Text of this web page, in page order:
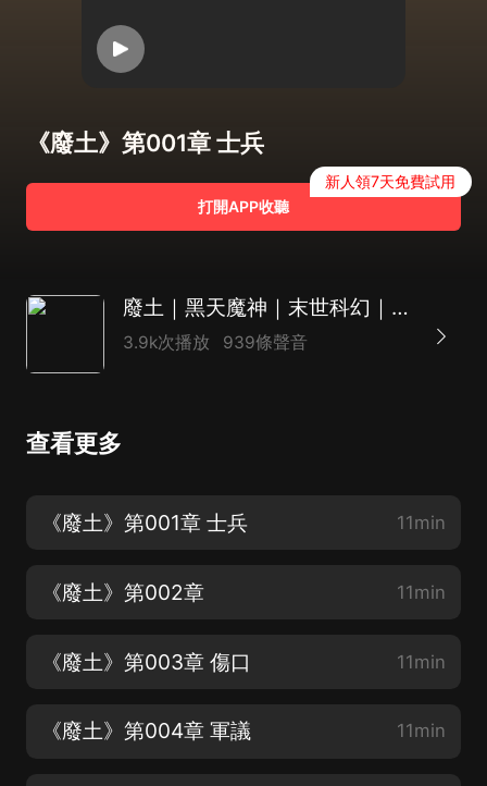
《廢土》第001章 士兵
打開APP收聽
新人領7天免費試用
廢土｜黑天魔神｜末世科幻｜廢土流代表作｜大魔王團隊多人有聲劇
3.9k次播放 939條聲音
查看更多
《廢土》第001章 士兵 11min
《廢土》第002章 11min
《廢土》第003章 傷口 11min
《廢土》第004章 軍議 11min